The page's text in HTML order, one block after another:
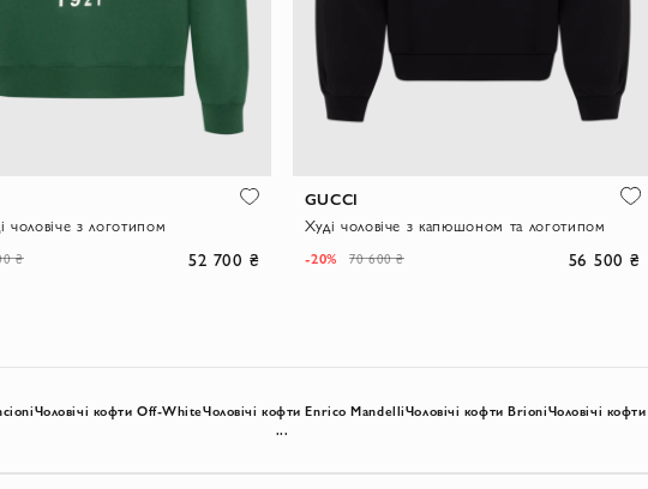
чоловіче з логотипом
₴ 52 700 ₴
GUCCI
Худі чоловіче з капюшоном та логотипом
-20% 70 600 ₴ 56 500 ₴
Чоловічі кофти Off-WhiteЧоловічі кофти Enrico MandelliЧоловічі кофти BrioniЧоловічі
...